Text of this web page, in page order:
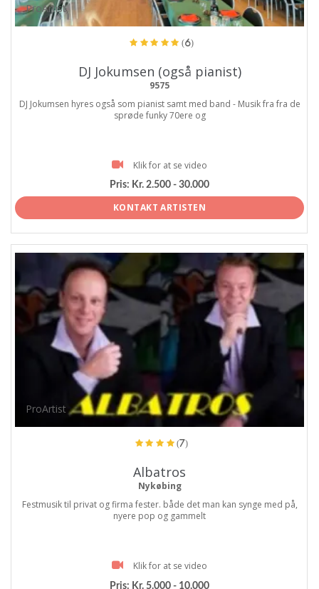
ProArtist
(6)
DJ Jokumsen (også pianist)
9575
DJ Jokumsen hyres også som pianist samt med band - Musik fra fra de
sprøde funky 70ere og
Klik for at se video
Pris: Kr. 2.500 - 30.000
KONTAKT ARTISTEN
ProArtist
(7)
Albatros
Nykøbing
Festmusik til privat og firma fester. både det man kan synge med på,
nyere pop og gammelt
Klik for at se video
Pris: Kr. 5.000 - 10.000